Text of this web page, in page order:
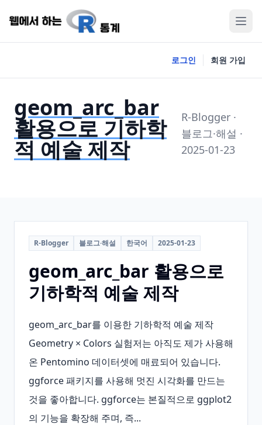
로그인 회원 가입
geom_arc_bar
활용으로 기하학
적 예술 제작
R-Blogger ·
블로그·해설 ·
2025-01-23
R-Blogger 블로그·해설 한국어 2025-01-23
geom_arc_bar 활용으로
기하학적 예술 제작
geom_arc_bar를 이용한 기하학적 예술 제작
Geometry × Colors 실험저는 아직도 제가 사용해
온 Pentomino 데이터셋에 매료되어 있습니다.
ggforce 패키지를 사용해 멋진 시각화를 만드는
것을 좋아합니다. ggforce는 본질적으로 ggplot2
의 기능을 확장해 주며, 즉...